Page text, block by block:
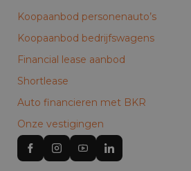
Koopaanbod personenauto’s
Koopaanbod bedrijfswagens
Financial lease aanbod
Shortlease
Auto financieren met BKR
Onze vestigingen